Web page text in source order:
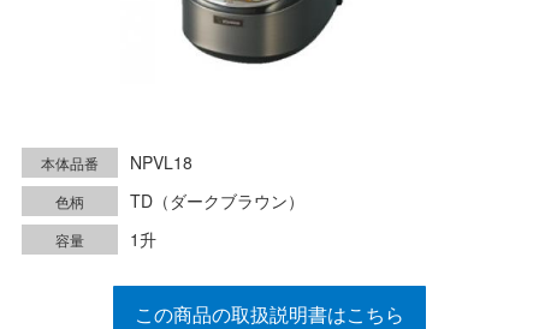
本体品番 NPVL18
色柄 TD（ダークブラウン）
容量 1升
この商品の取扱説明書はこちら